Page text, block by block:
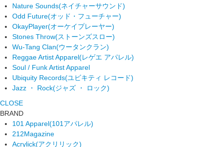
Nature Sounds(ネイチャーサウンド)
Odd Future(オッド・フューチャー)
OkayPlayer(オーケイプレーヤー)
Stones Throw(ストーンズスロー)
Wu-Tang Clan(ウータンクラン)
Reggae Artist Apparel(レゲエ アパレル)
Soul / Funk Artist Apparel
Ubiquity Records(ユビキティ レコード)
Jazz ・ Rock(ジャズ ・ ロック)
CLOSE
BRAND
101 Apparel(101アパレル)
212Magazine
Acrylick(アクリリック)